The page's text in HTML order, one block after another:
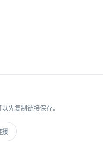
先复制链接保存。
接